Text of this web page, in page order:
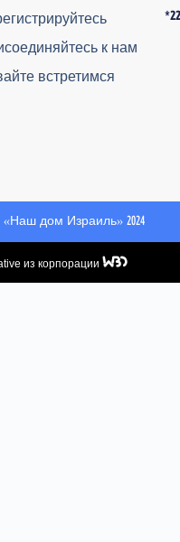
к нам
встретимся
дом Израиль» 2024
из корпорации